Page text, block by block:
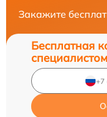
Закажите
Бесплатная
специалистом